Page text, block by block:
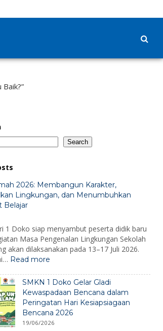
Search
2026: Membangun Karakter,
Lingkungan, dan Menumbuhkan
Belajar
1 Doko siap menyambut peserta didik baru
Masa Pengenalan Lingkungan Sekolah
akan dilaksanakan pada 13–17 Juli 2026.
Read more:
Ramah
2026:
Membangun
Karakter,
Mengenalkan
Lingkungan,
SMKN 1 Doko Gelar Gladi
Kewaspadaan Bencana dalam
Peringatan Hari Kesiapsiagaan
Bencana 2026
19/06/2026